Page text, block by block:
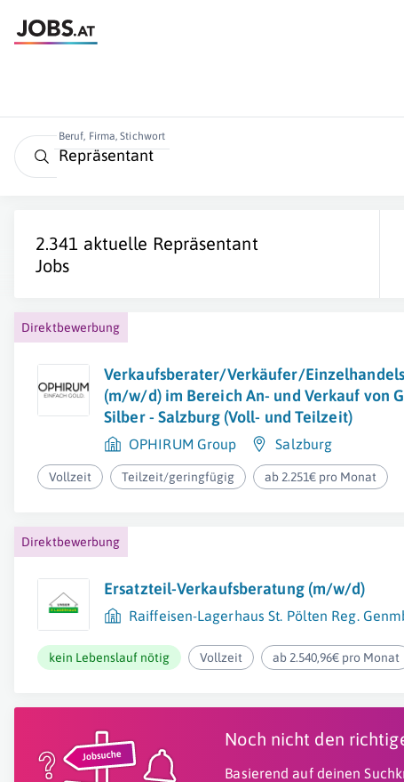
Beruf, Firma, Stichwort
2.341 aktuelle Repräsentant
Jobs
Direktbewerbung
Verkaufsberater/Verkäufer/
(m/w/d) im Bereich An- und Verkauf von
Silber - Salzburg (Voll- und Teilzeit)
OPHIRUM Group Salzburg
Vollzeit Teilzeit/geringfügig ab 2.251€ pro Monat
Direktbewerbung
Ersatzteil-Verkaufsberatung (m/w/d)
Raiffeisen-Lagerhaus St. Pölten Reg.
kein Lebenslauf nötig Vollzeit ab 2.540,96€ pro Monat
Noch nicht den
Basierend auf deinen